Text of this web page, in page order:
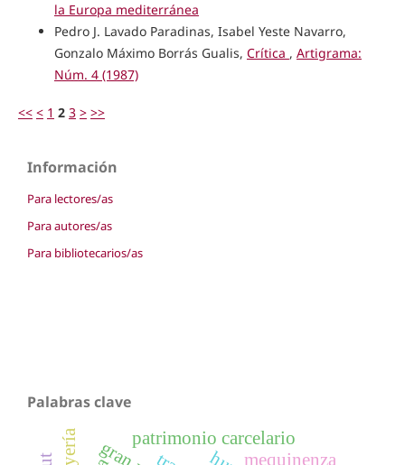
la Europa mediterránea
Pedro J. Lavado Paradinas, Isabel Yeste Navarro,
Gonzalo Máximo Borrás Gualis, Crítica , Artigrama:
Núm. 4 (1987)
<< < 1 2 3 > >>
Información
Para lectores/as
Para autores/as
Para bibliotecarios/as
Palabras clave
mequinenza
patrimonio carcelario